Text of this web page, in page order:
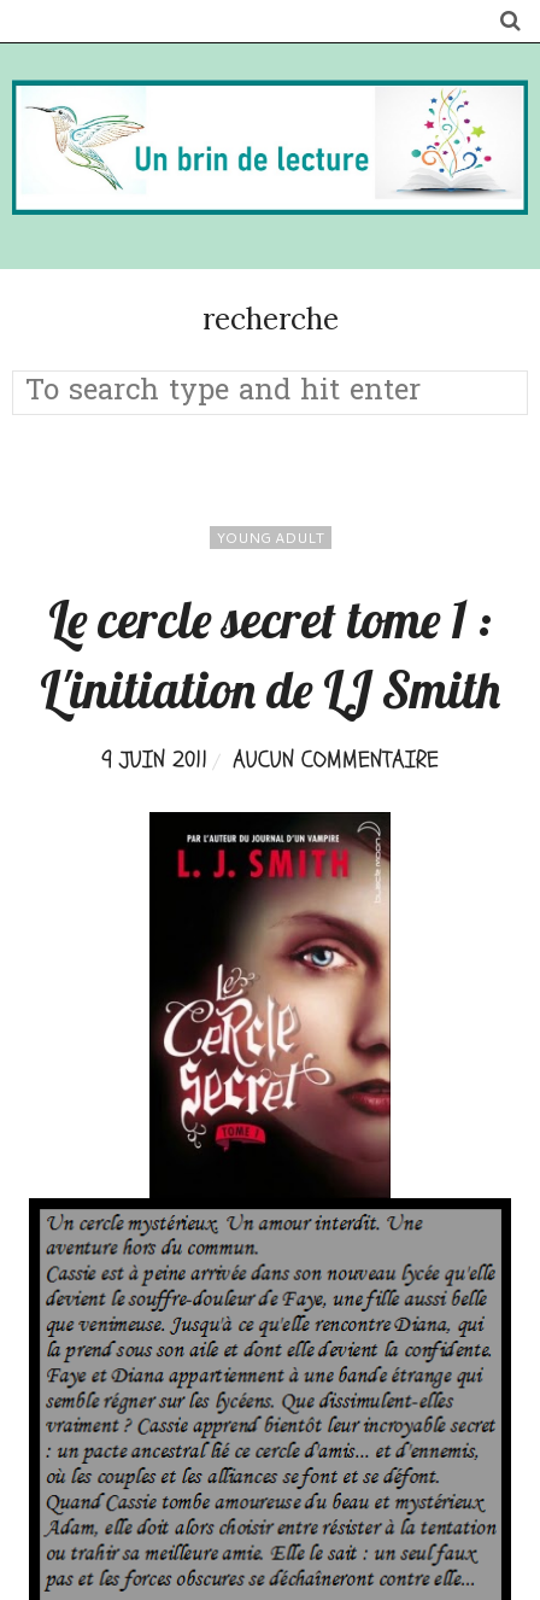
recherche
YOUNG ADULT
Le cercle secret tome 1 :
L'initiation de LJ Smith
9 JUIN 2011 AUCUN COMMENTAIRE